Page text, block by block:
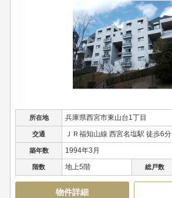
所在地 兵庫県西宮市東山台1丁目
交通 ＪＲ福知山線 西宮名塩駅 徒歩6分
築年数 1994年3月
階数 地上5階 総戸数
物件詳細